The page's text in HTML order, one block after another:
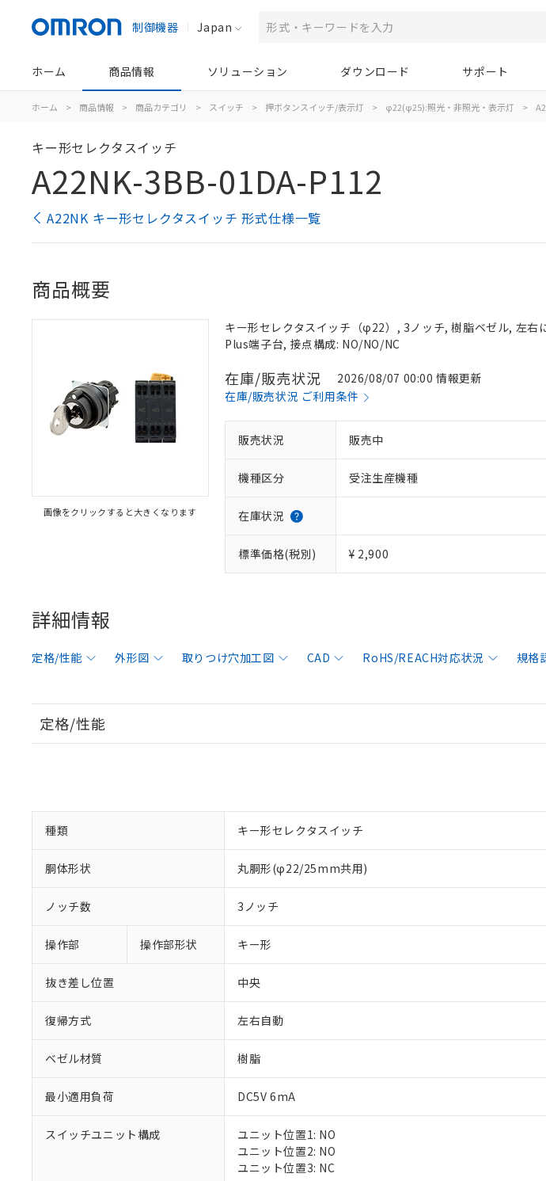
制御機器 Japan
ホーム 商品情報 ソリューション ダウンロード サポート
ホーム > 商品情報 > 商品カテゴリ > スイッチ > 押ボタンスイッチ/表示灯 > φ22(φ25):照光・非照光・表示灯 >
キー形セレクタスイッチ
A22NK-3BB-01DA-P112
A22NK キー形セレクタスイッチ 形式仕様一覧
商品概要
画像をクリックすると大きくなります
キー形セレクタスイッチ（φ22）, 3ノッチ, 樹脂ベゼル, 左右
Plus端子台, 接点構成: NO/NO/NC
在庫/販売状況
2026/08/07 00:00 情報更新
在庫/販売状況 ご利用条件
販売状況 販売中
機種区分 受注生産機種
在庫状況
標準価格(税別) ¥ 2,900
詳細情報
定格/性能 外形図 取りつけ穴加工図 CAD RoHS/REACH対応状況 規格
定格/性能
種類 キー形セレクタスイッチ
胴体形状 丸胴形(φ22/25mm共用)
ノッチ数 3ノッチ
操作部 操作部形状 キー形
抜き差し位置 中央
復帰方式 左右自動
ベゼル材質 樹脂
最小適用負荷 DC5V 6mA
スイッチユニット構成
ユニット位置1: NO
ユニット位置2: NO
ユニット位置3: NC
※1 対応状況